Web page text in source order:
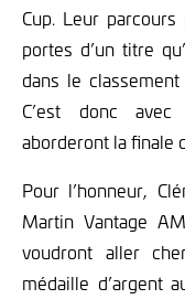
Cup. Leur
portes d’un titre
dans le
C’est donc
aborderont la finale
Pour l’honneur,
Martin Vantage
voudront aller
médaille d’argent